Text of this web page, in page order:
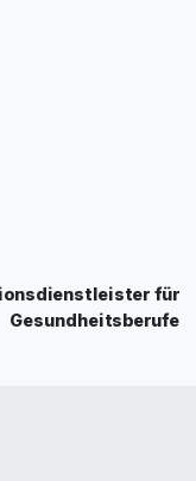
für
Gesundheitsberufe